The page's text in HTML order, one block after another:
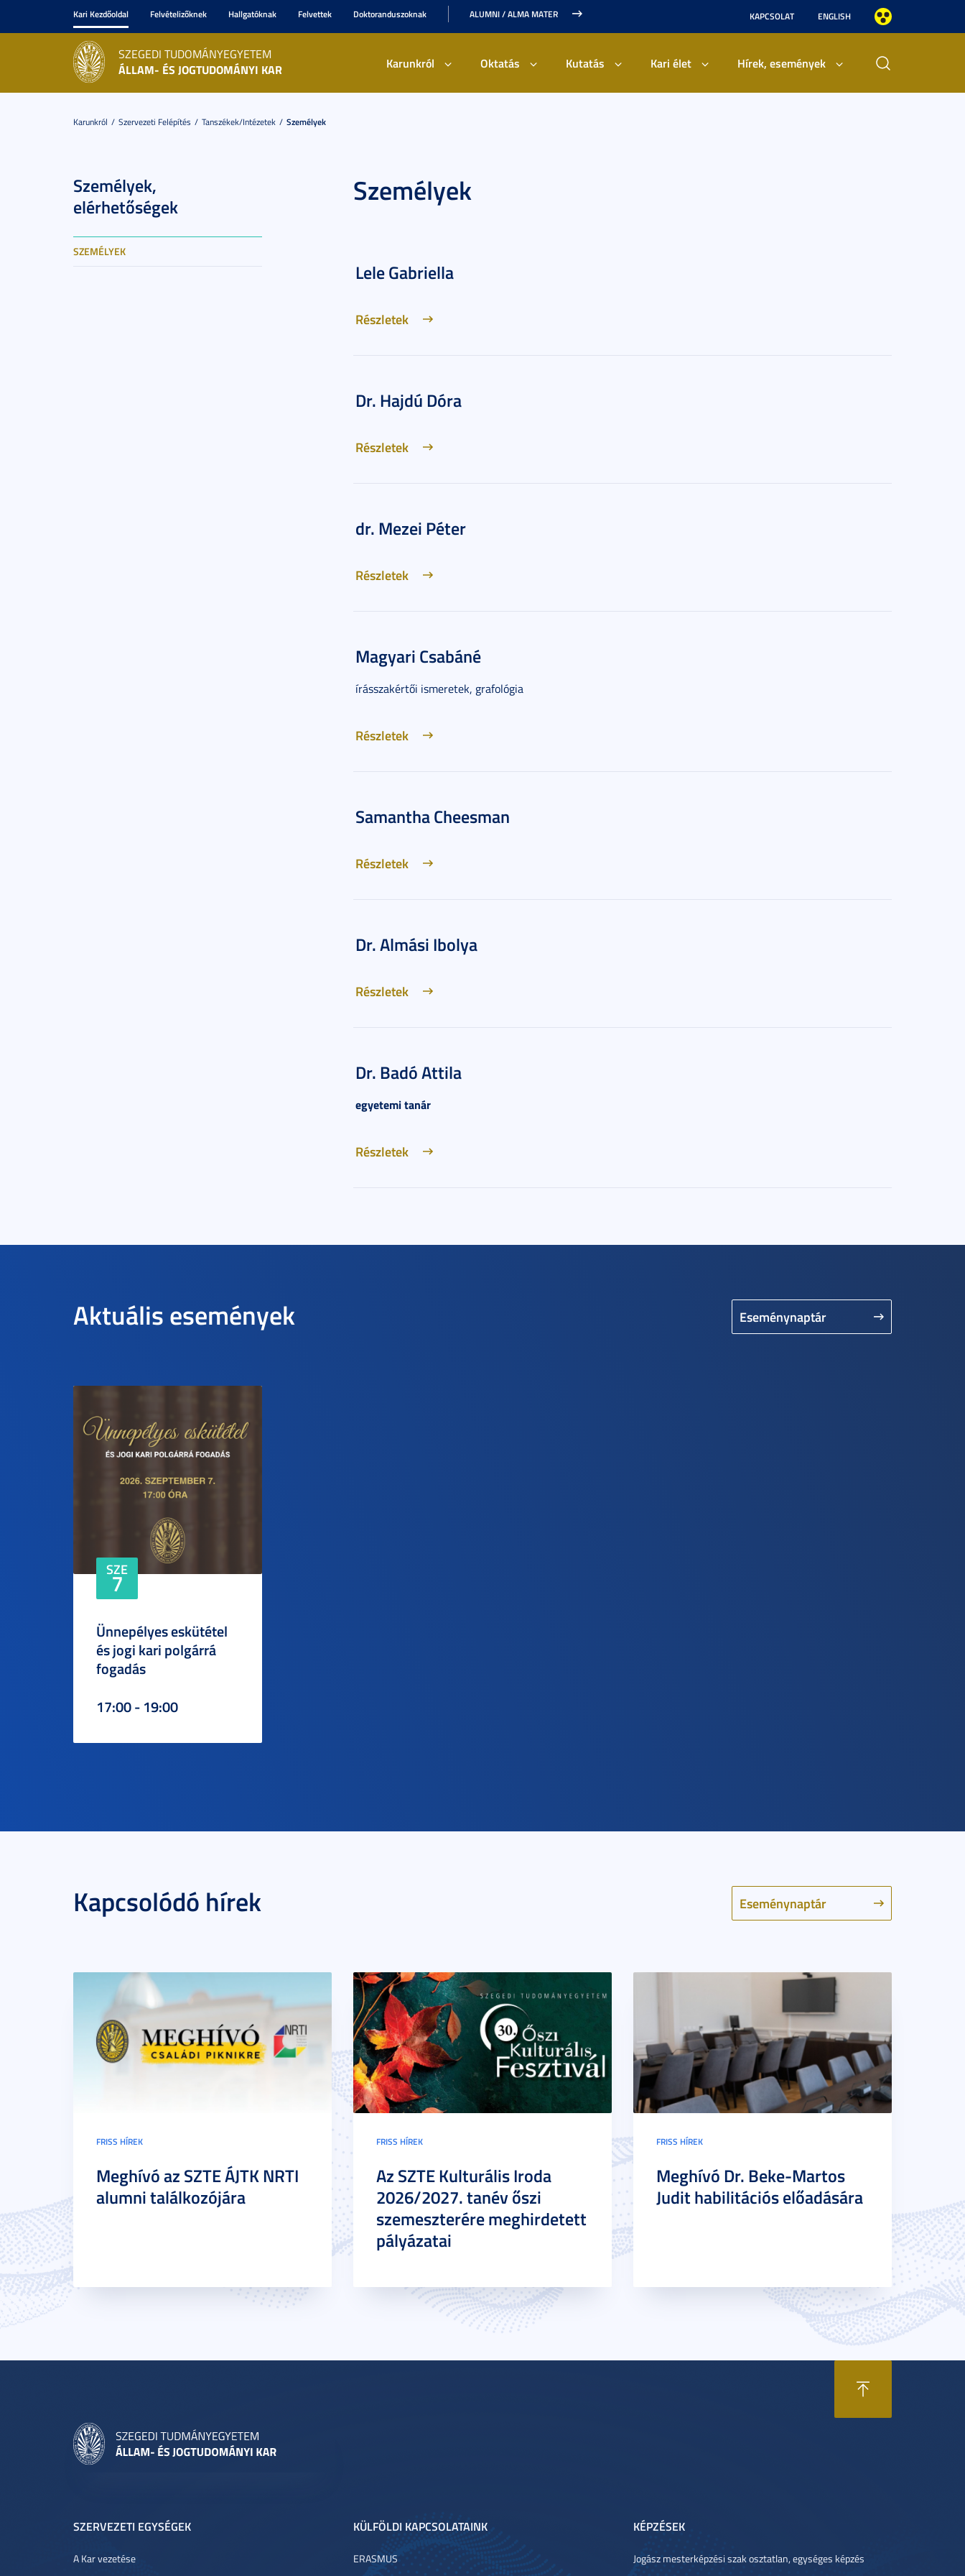
Kari Kezdőoldal Felvételizőknek Hallgatóknak Felvettek Doktoranduszoknak ALUMNI / ALMA MATER KAPCSOLAT ENGLISH
SZEGEDI TUDOMÁNYEGYETEM
ÁLLAM- ÉS JOGTUDOMÁNYI KAR Karunkról Oktatás Kutatás Kari élet Hírek, események
Karunkról Szervezeti Felépítés Tanszékek/Intézetek Személyek
Személyek,
elérhetőségek
SZEMÉLYEK
Személyek
Lele Gabriella
Részletek
Dr. Hajdú Dóra
Részletek
dr. Mezei Péter
Részletek
Magyari Csabáné
írásszakértői ismeretek, grafológia
Részletek
Samantha Cheesman
Részletek
Dr. Almási Ibolya
Részletek
Dr. Badó Attila
egyetemi tanár
Részletek
Aktuális események Eseménynaptár
SZE
7
Ünnepélyes eskütétel
és jogi kari polgárrá
fogadás
17:00 - 19:00
Kapcsolódó hírek Eseménynaptár
FRISS HÍREK
Meghívó az SZTE ÁJTK NRTI
alumni találkozójára
FRISS HÍREK
Az SZTE Kulturális Iroda
2026/2027. tanév őszi
szemeszterére meghirdetett
pályázatai
FRISS HÍREK
Meghívó Dr. Beke-Martos
Judit habilitációs előadására
SZERVEZETI EGYSÉGEK
A Kar vezetése
KÜLFÖLDI KAPCSOLATAINK
ERASMUS
KÉPZÉSEK
Jogász mesterképzési szak osztatlan, egységes képzés